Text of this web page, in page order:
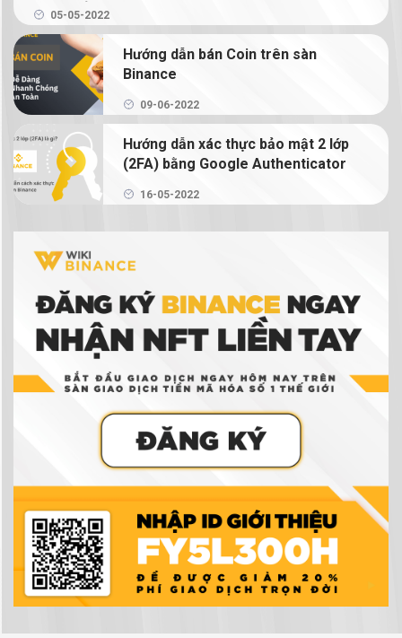
Binance Earn là gì? Tạo thu nhập thụ động từ
crypto với Binance Earn
Margin Binance là gì? Hướng dẫn sử dụng Margin
trên Binance
Hướng dẫn chi tiết cách giao dịch Binance
Futures
NFT là gì? Hướng dẫn mua bán và tạo NFT trên
Binance
Ví tiền điện tử là gì? Có thực sự cần ví tiền điện
tử để giao dịch tiền điện tử không?
MỚI (GIẢM 20% PHÍ GIAO DỊCH TRỌN ĐỜI CHO
NGƯỜI ĐỌC)
05-05-2022
Hướng dẫn bán Coin trên sàn
Binance
09-06-2022
Hướng dẫn xác thực bảo mật 2 lớp
(2FA) bằng Google Authenticator
16-05-2022